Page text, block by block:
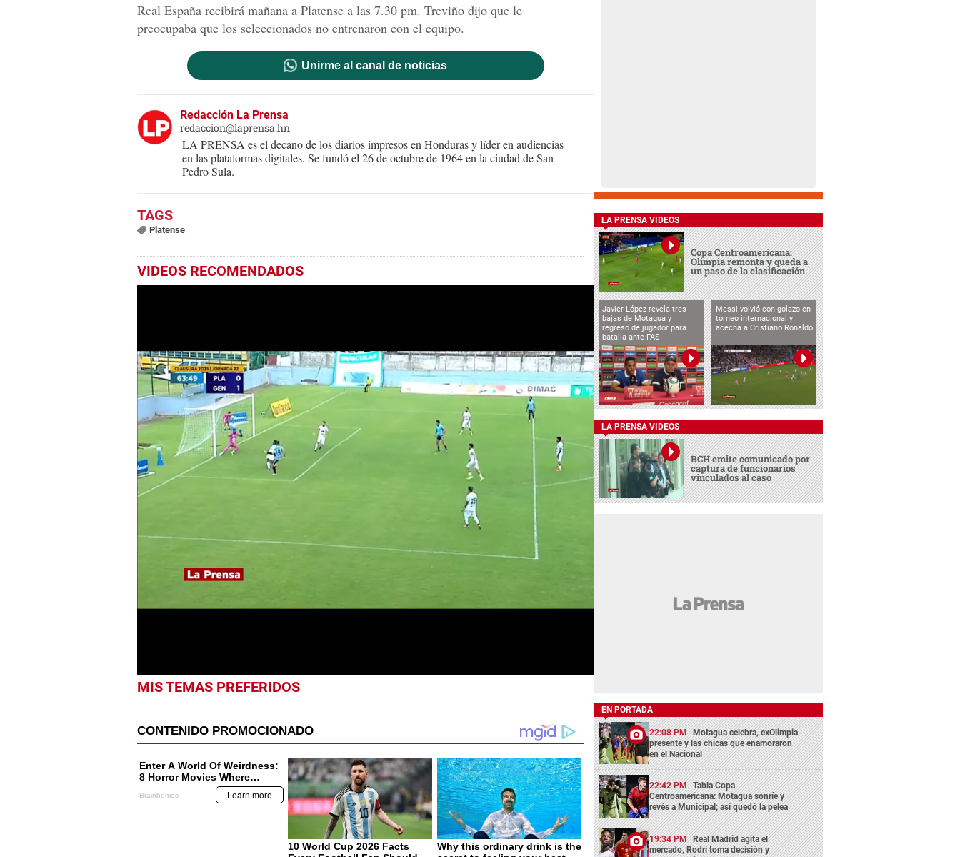
Real España recibirá mañana a Platense a las 7.30 pm. Treviño dijo que le
preocupaba que los seleccionados no entrenaron con el equipo.
Unirme al canal de noticias
Redacción La Prensa
redaccion@laprensa.hn
LA PRENSA es el decano de los diarios impresos en Honduras y líder en audiencias
en las plataformas digitales. Se fundó el 26 de octubre de 1964 en la ciudad de San
Pedro Sula.
Platense
VIDEOS RECOMENDADOS
MIS TEMAS PREFERIDOS
LA PRENSA VIDEOS
Copa Centroamericana:
Olimpia remonta y queda a
un paso de la clasificación
Javier López revela tres
bajas de Motagua y
regreso de jugador para
batalla ante FAS
Messi volvió con golazo en
torneo internacional y
acecha a Cristiano Ronaldo
LA PRENSA VIDEOS
BCH emite comunicado por
captura de funcionarios
vinculados al caso
EN PORTADA
22:08 PM Motagua celebra, exOlimpia
presente y las chicas que enamoraron
en el Nacional
22:42 PM Tabla Copa
Centroamericana: Motagua sonríe y
revés a Municipal; así quedó la pelea
19:34 PM Real Madrid agita el
mercado, Rodri toma decisión y